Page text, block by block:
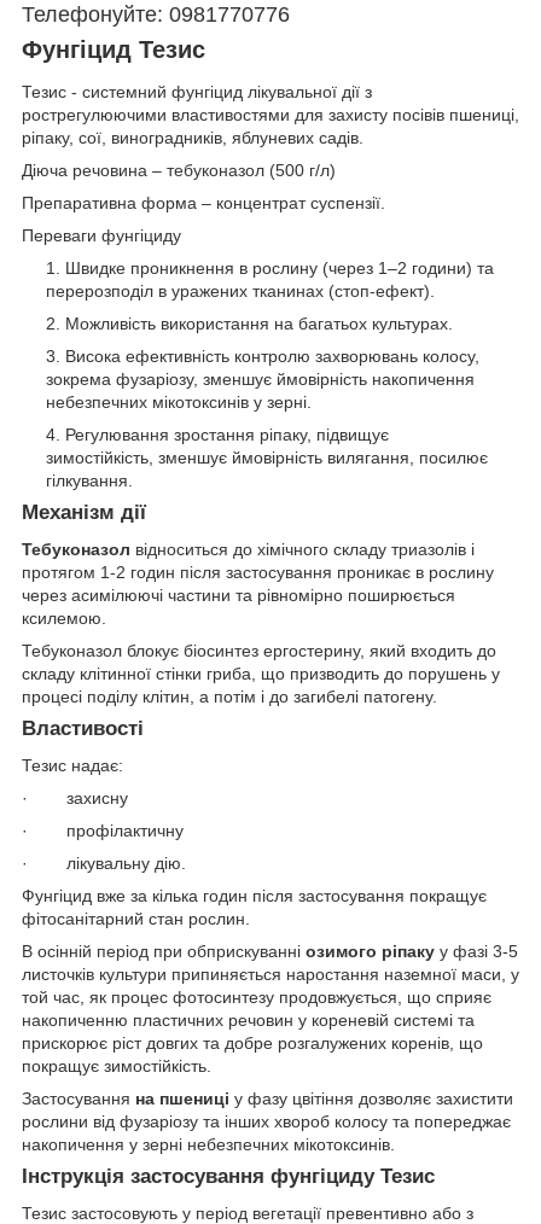
Телефонуйте: 0981770776
Фунгіцид Тезис
Тезис - системний фунгіцид лікувальної дії з
рострегулюючими властивостями для захисту посівів пшениці,
ріпаку, сої, виноградників, яблуневих садів.
Діюча речовина – тебуконазол (500 г/л)
Препаративна форма – концентрат суспензії.
Переваги фунгіциду
Швидке проникнення в рослину (через 1–2 години) та
перерозподіл в уражених тканинах (стоп-ефект).
Можливість використання на багатьох культурах.
Висока ефективність контролю захворювань колосу,
зокрема фузаріозу, зменшує ймовірність накопичення
небезпечних мікотоксинів у зерні.
Регулювання зростання ріпаку, підвищує
зимостійкість, зменшує ймовірність вилягання, посилює
гілкування.
Механізм дії
Тебуконазол відноситься до хімічного складу триазолів і
протягом 1-2 годин після застосування проникає в рослину
через асимілюючі частини та рівномірно поширюється
ксилемою.
Тебуконазол блокує біосинтез ергостерину, який входить до
складу клітинної стінки гриба, що призводить до порушень у
процесі поділу клітин, а потім і до загибелі патогену.
Властивості
Тезис надає:
· захисну
· профілактичну
· лікувальну дію.
Фунгіцид вже за кілька годин після застосування покращує
фітосанітарний стан рослин.
В осінній період при обприскуванні озимого ріпаку у фазі 3-5
листочків культури припиняється наростання наземної маси, у
той час, як процес фотосинтезу продовжується, що сприяє
накопиченню пластичних речовин у кореневій системі та
прискорює ріст довгих та добре розгалужених коренів, що
покращує зимостійкість.
Застосування на пшениці у фазу цвітіння дозволяє захистити
рослини від фузаріозу та інших хвороб колосу та попереджає
накопичення у зерні небезпечних мікотоксинів.
Інструкція застосування фунгіциду Тезис
Тезис застосовують у період вегетації превентивно або з